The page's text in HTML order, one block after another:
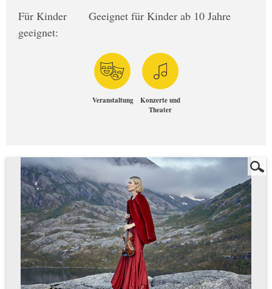
Für Kinder
geeignet:
Geeignet für Kinder ab 10 Jahre
Veranstaltung
Konzerte und
Theater